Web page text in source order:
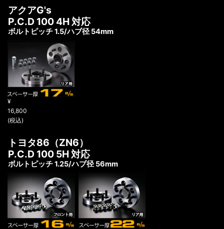
アクアG's
P.C.D 100 4H 対応
ボルトピッチ 1.5/ハブ径 54mm
¥
16,800
(税込)
トヨタ86（ZN6）
P.C.D 100 5H 対応
ボルトピッチ 1.25/ハブ径 56mm